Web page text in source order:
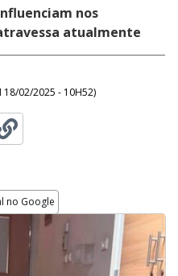
nos
atualmente
18/02/2025 - 10H52)
no Google